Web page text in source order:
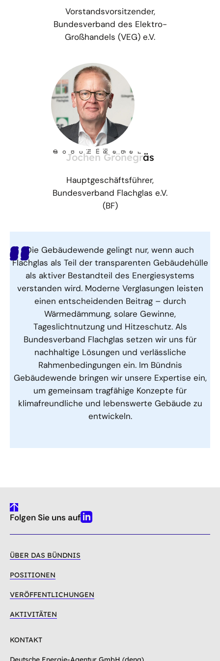
Vorstandsvorsitzender,
Bundesverband des Elektro-
Großhandels (VEG) e.V.
©
Joach im
R i eger
Jochen Grönegräs
Hauptgeschäftsführer,
Bundesverband Flachglas e.V.
(BF)
Die Gebäudewende gelingt nur, wenn auch
Flachglas als Teil der transparenten Gebäudehülle
als aktiver Bestandteil des Energiesystems
verstanden wird. Moderne Verglasungen leisten
einen entscheidenden Beitrag – durch
Wärmedämmung, solare Gewinne,
Tageslichtnutzung und Hitzeschutz. Als
Bundesverband Flachglas setzen wir uns für
nachhaltige Lösungen und verlässliche
Rahmenbedingungen ein. Im Bündnis
Gebäudewende bringen wir unsere Expertise ein,
um gemeinsam tragfähige Konzepte für
klimafreundliche und lebenswerte Gebäude zu
entwickeln.
gehe
nach
Folgen Sie uns aufLinkedin
ÜBER DAS BÜNDNIS
POSITIONEN
VERÖFFENTLICHUNGEN
AKTIVITÄTEN
KONTAKT